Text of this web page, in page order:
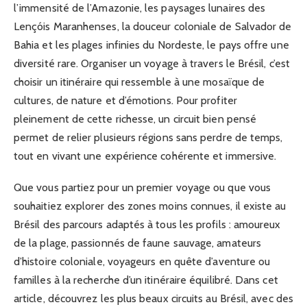
l’immensité de l’Amazonie, les paysages lunaires des
Lençóis Maranhenses, la douceur coloniale de Salvador de
Bahia et les plages infinies du Nordeste, le pays offre une
diversité rare. Organiser un voyage à travers le Brésil, c’est
choisir un itinéraire qui ressemble à une mosaïque de
cultures, de nature et d’émotions. Pour profiter
pleinement de cette richesse, un circuit bien pensé
permet de relier plusieurs régions sans perdre de temps,
tout en vivant une expérience cohérente et immersive.
Que vous partiez pour un premier voyage ou que vous
souhaitiez explorer des zones moins connues, il existe au
Brésil des parcours adaptés à tous les profils : amoureux
de la plage, passionnés de faune sauvage, amateurs
d’histoire coloniale, voyageurs en quête d’aventure ou
familles à la recherche d’un itinéraire équilibré. Dans cet
article, découvrez les plus beaux circuits au Brésil, avec des